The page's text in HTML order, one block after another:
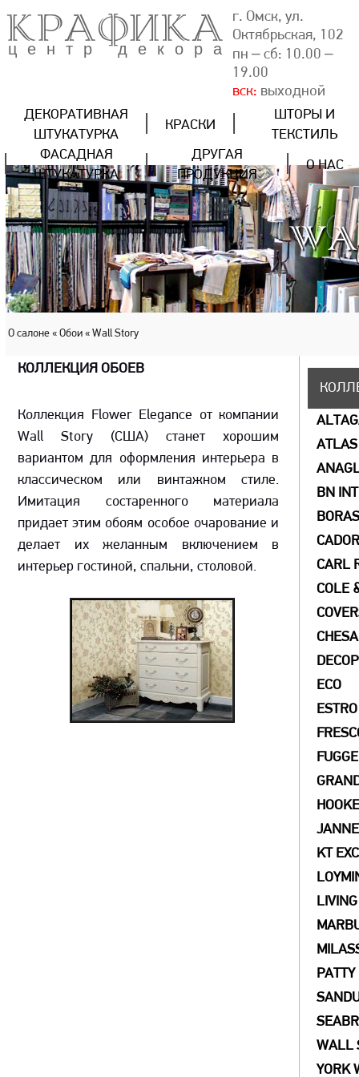
КРАФИКА
центр декора
г. Омск, ул.
Октябрьская, 102
пн – сб: 10.00 –
19.00
вск: выходной
ДЕКОРАТИВНАЯ
ШТУКАТУРКА
КРАСКИ
ШТОРЫ И
ТЕКСТИЛЬ
ФАСАДНАЯ
ШТУКАТУРКА
ДРУГАЯ
ПРОДУКЦИЯ
О НАС
О салоне « Обои « Wall Story
КОЛЛЕКЦИЯ ОБОЕВ
Коллекция Flower Elegance от компании
Wall Story (США) станет хорошим
вариантом для оформления интерьера в
классическом или винтажном стиле.
Имитация состаренного материала
придает этим обоям особое очарование и
делает их желанным включением в
интерьер гостиной, спальни, столовой.
Коллекция Flower
ATLAS
BN
CARL
COLE
ECO
ESTRO
KT
WALL
YORK